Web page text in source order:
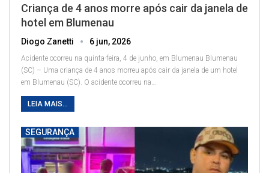
Criança de 4 anos morre após cair da janela de
hotel em Blumenau
Diogo Zanetti 6 jun, 2026
Acidente ocorreu na quinta-feira, 4 de junho, em Blumenau Blumenau
(SC) – Uma criança de 4 anos morreu após cair da janela de um hotel
em Blumenau (SC). O acidente ocorreu na…
LEIA MAIS...
SEGURANÇA